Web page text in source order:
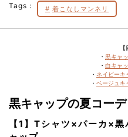
Tags： 着こなしマンネリ
・ 黒キャ
・ 白キャ
・ ネイビーキ
・ ベージュキ
黒キャップの夏コーデ
【1】Tシャツ×パーカ×